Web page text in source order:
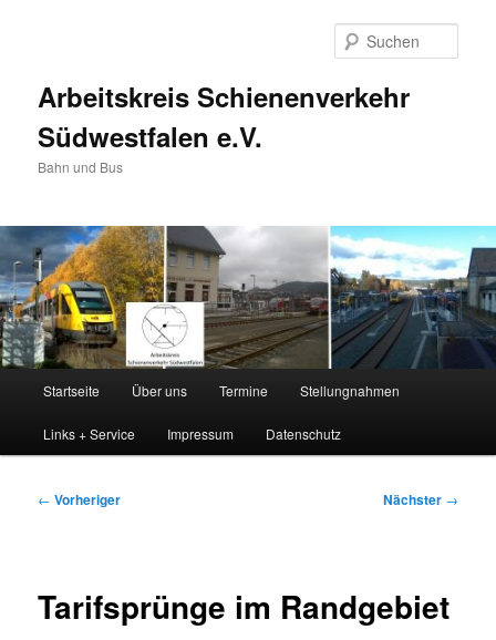
Arbeitskreis Schienenverkehr
Südwestfalen e.V.
Bahn und Bus
Startseite Über uns Termine Stellungnahmen
Links + Service Impressum Datenschutz
Beitragsnavigation
← Vorheriger Nächster →
Tarifsprünge im Randgebiet